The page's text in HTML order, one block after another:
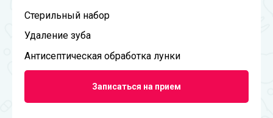
Стерильный набор
Удаление зуба
Антисептическая обработка лунки
Записаться на прием